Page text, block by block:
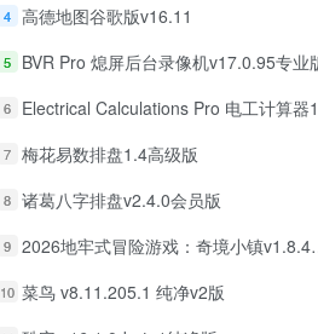
4 高德地图谷歌版v16.11
5 BVR Pro 熄屏后台录像机v17.0.95专业
6 Electrical Calculations Pro 电工计算器11.0.5专业版
7 梅花易数排盘1.4高级版
8 诸葛八字排盘v2.4.0会员版
9 2026地牢式冒险游戏：奇境小镇v1.8.411完美版
10 菜鸟 v8.11.205.1 纯净v2版